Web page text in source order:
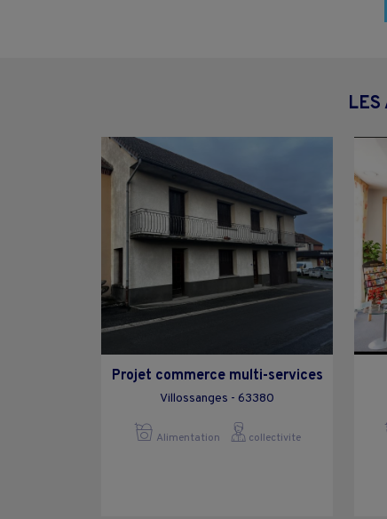
LES
Projet commerce multi-services
Villossanges - 63380
Alimentation collectivite